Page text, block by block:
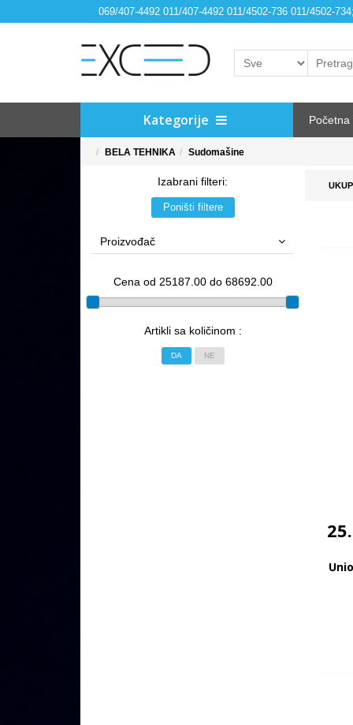
069/407-4492 011/407-4492 011/4502-736 011/4502-
Kategorije Početna
BELA TEHNIKA Sudomašine
Izabrani filteri:
Poništi filtere
Proizvođač
Cena od 25187.00 do 68692.00
Artikli sa količinom :
DA NE